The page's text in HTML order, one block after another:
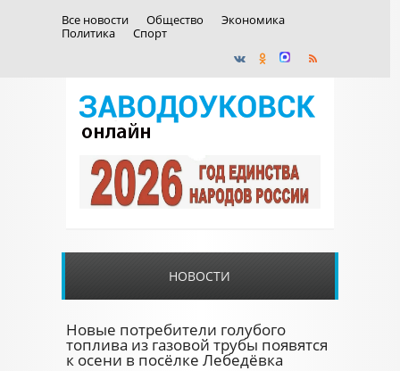
Все новости Общество
Экономика
Политика
Спорт
НОВОСТИ
Новые потребители голубого
топлива из газовой трубы появятся
к осени в посёлке Лебедёвка